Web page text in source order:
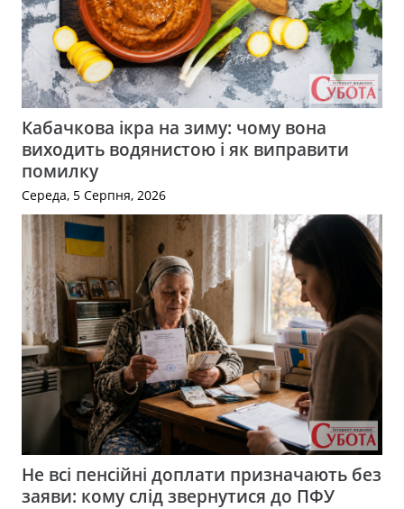
Кабачкова ікра на зиму: чому вона
виходить водянистою і як виправити
помилку
Середа, 5 Серпня, 2026
Не всі пенсійні доплати призначають без
заяви: кому слід звернутися до ПФУ